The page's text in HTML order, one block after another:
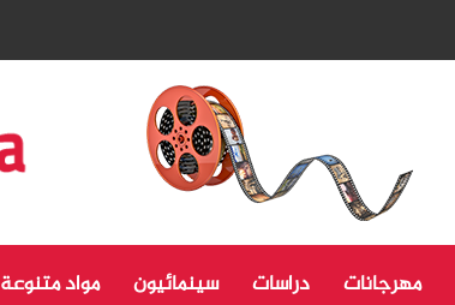
مهرجانات دراسات سينمائيون مواد متنوعة